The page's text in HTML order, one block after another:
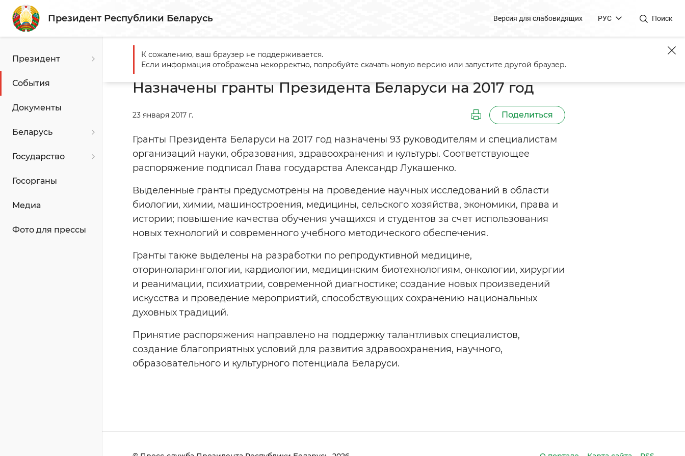
Президент Республики Беларусь Версия для слабовидящих РУС Поиск
Президент
События
Документы
Беларусь
Государство
Госорганы
Медиа
Фото для прессы
Главная События Назначены гранты Президента Беларуси на 2017 год
Назначены гранты Президента Беларуси на 2017 год
23 января 2017 г. Поделиться
Гранты Президента Беларуси на 2017 год назначены 93 руководителям и специалистам
организаций науки, образования, здравоохранения и культуры. Соответствующее
распоряжение подписал Глава государства Александр Лукашенко.
Выделенные гранты предусмотрены на проведение научных исследований в области
биологии, химии, машиностроения, медицины, сельского хозяйства, экономики, права и
истории; повышение качества обучения учащихся и студентов за счет использования
новых технологий и современного учебного методического обеспечения.
Гранты также выделены на разработки по репродуктивной медицине,
оториноларингологии, кардиологии, медицинским биотехнологиям, онкологии, хирургии
и реанимации, психиатрии, современной диагностике; создание новых произведений
искусства и проведение мероприятий, способствующих сохранению национальных
духовных традиций.
Принятие распоряжения направлено на поддержку талантливых специалистов,
создание благоприятных условий для развития здравоохранения, научного,
образовательного и культурного потенциала Беларуси.
К сожалению, ваш браузер не поддерживается.
Если информация отображена некорректно, попробуйте скачать новую версию или запустите другой браузер.